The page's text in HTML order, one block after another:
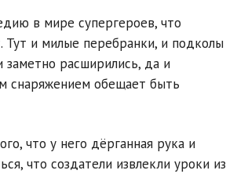
в мире супергероев, что
и милые перебранки, и подколы
расширились, да и
снаряжением обещает быть
что у него дёрганная рука и
что создатели извлекли уроки из